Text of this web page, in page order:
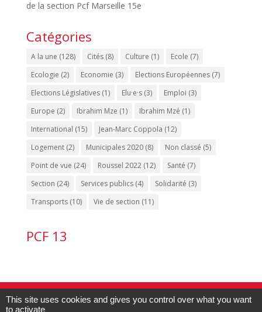
de la section Pcf Marseille 15e
Catégories
A la une (128) Cités(8) Culture (1) Ecole (7)
Ecologie (2) Economie (3) Elections Européennes(7)
Elections Législatives(1) Elu·e·s(3) Emploi (3)
Europe (2) Ibrahim Mze (1) Ibrahim Mzé (1)
International (15) Jean-Marc Coppola (12)
Logement(2) Municipales 2020(8) Non classé (5)
Point de vue (24) Roussel 2022(12) Santé (7)
Section (24) Services publics(4) Solidarité (3)
Transports(10) Vie de section (11)
PCF 13
Contact PCF Marseille 15 :04.91.60.53.20-
This site uses cookies and gives you control over what you want
to activate